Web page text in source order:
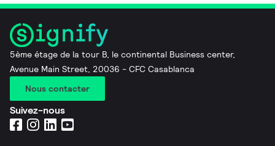
5ème étage de la tour B, le continental Business center,
Avenue Main Street, 20036 - CFC Casablanca
Nous contacter
Suivez-nous